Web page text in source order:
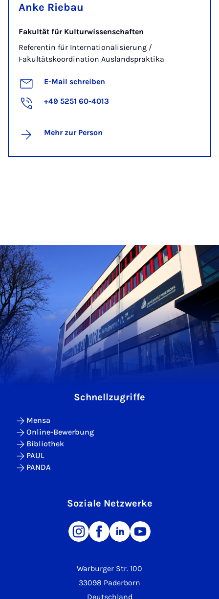
Anke Riebau
Fakultät für Kulturwissenschaften
Referentin für Internationalisierung /
Fakultätskoordination Auslandspraktika
E-Mail schreiben
+49 5251 60-4013
Mehr zur Person
Warburger Str. 100
33098 Paderborn
Deutschland
Schnellzugriffe
Mensa
Online-Bewerbung
Bibliothek
PAUL
PANDA
Soziale Netzwerke